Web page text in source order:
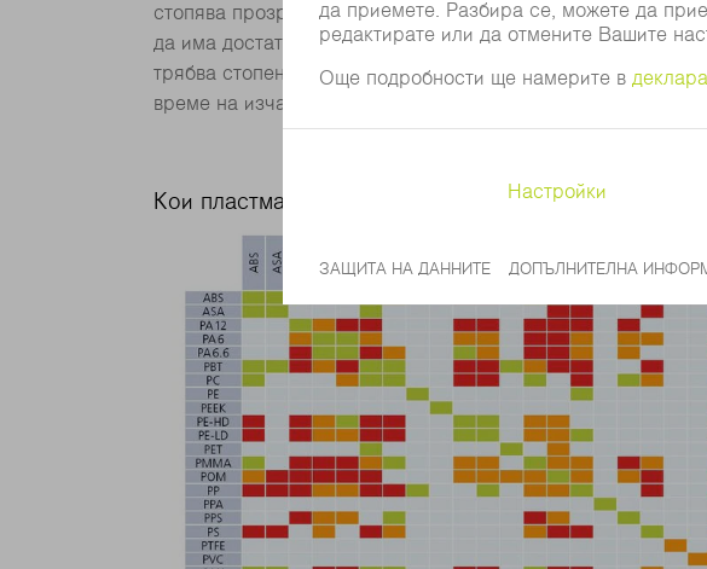
стопява прозрачната зона на съединяване. Свързваните
да има достатъчно предаване на топлина. За целта
трябва стопената пластмаса да изстине напълно. Затова
време на изчакване след същинския процес на заваряване.
Кои пластмаси могат да се заваряват с лазера?